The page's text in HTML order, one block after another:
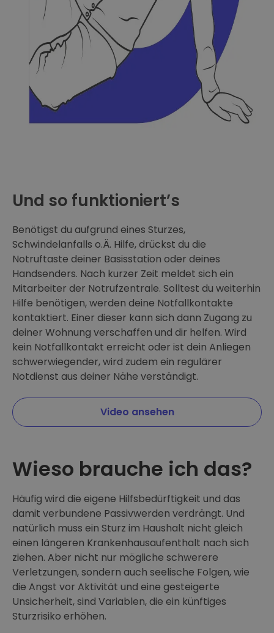
Und so funktioniert’s
Benötigst du aufgrund eines Sturzes,
Schwindelanfalls o.Ä. Hilfe, drückst du die
Notruftaste deiner Basisstation oder deines
Handsenders. Nach kurzer Zeit meldet sich ein
Mitarbeiter der Notrufzentrale. Solltest du weiterhin
Hilfe benötigen, werden deine Notfallkontakte
kontaktiert. Einer dieser kann sich dann Zugang zu
deiner Wohnung verschaffen und dir helfen. Wird
kein Notfallkontakt erreicht oder ist dein Anliegen
schwerwiegender, wird zudem ein regulärer
Notdienst aus deiner Nähe verständigt.
Video ansehen
Wieso brauche ich das?
Häufig wird die eigene Hilfsbedürftigkeit und das
damit verbundene Passivwerden verdrängt. Und
natürlich muss ein Sturz im Haushalt nicht gleich
einen längeren Krankenhausaufenthalt nach sich
ziehen. Aber nicht nur mögliche schwerere
Verletzungen, sondern auch seelische Folgen, wie
die Angst vor Aktivität und eine gesteigerte
Unsicherheit, sind Variablen, die ein künftiges
Sturzrisiko erhöhen.